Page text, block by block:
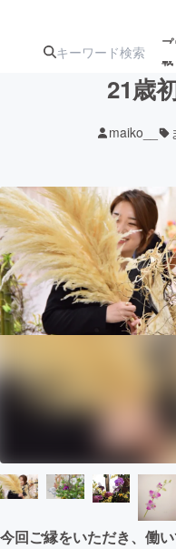
アート・写真
テクノロジー
ビジネス・起
まちづくり・
CAMPFIRE for
CAMPFIREふるさ
21歳
maiko__
今回ご縁をいただき、働